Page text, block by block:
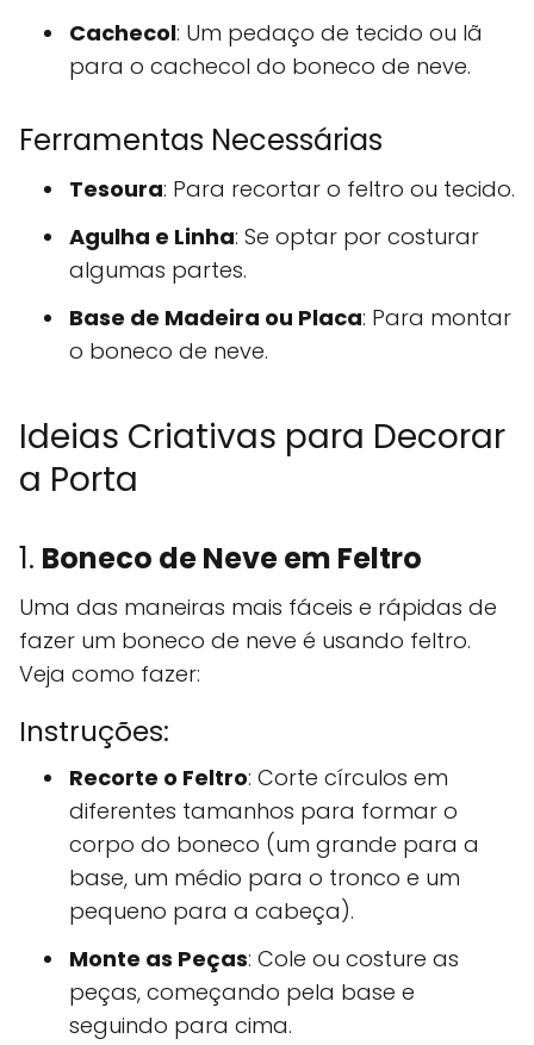
Cachecol: Um pedaço de tecido ou lã
para o cachecol do boneco de neve.
Ferramentas Necessárias
Tesoura: Para recortar o feltro ou tecido.
Agulha e Linha: Se optar por costurar
algumas partes.
Base de Madeira ou Placa: Para montar
o boneco de neve.
Ideias Criativas para Decorar
a Porta
1. Boneco de Neve em Feltro
Uma das maneiras mais fáceis e rápidas de
fazer um boneco de neve é usando feltro.
Veja como fazer:
Instruções:
Recorte o Feltro: Corte círculos em
diferentes tamanhos para formar o
corpo do boneco (um grande para a
base, um médio para o tronco e um
pequeno para a cabeça).
Monte as Peças: Cole ou costure as
peças, começando pela base e
seguindo para cima.